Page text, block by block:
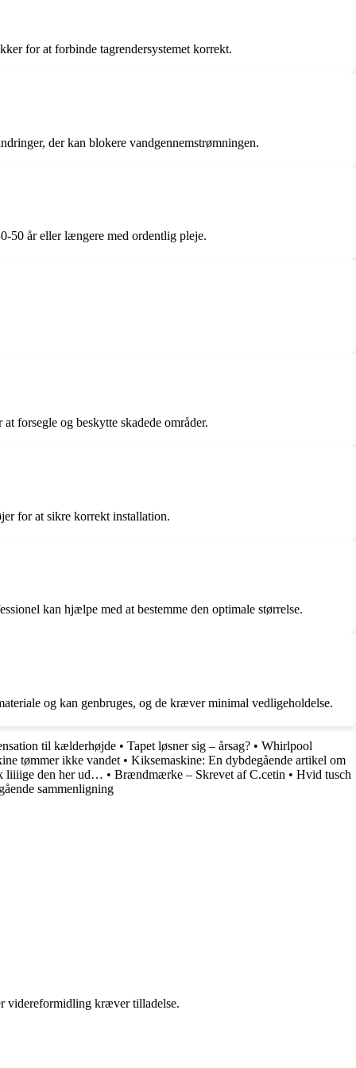
for at forbinde tagrendersystemet korrekt.
der kan blokere vandgennemstrømningen.
50 år eller længere med ordentlig pleje.
forsegle og beskytte skadede områder.
for at sikre korrekt installation.
kan hjælpe med at bestemme den optimale størrelse.
og kan genbruges, og de kræver minimal vedligeholdelse.
til kælderhøjde • Tapet løsner sig – årsag? • Whirlpool
tømmer ikke vandet • Kiksemaskine: En dybdegående artikel om
liiiige den her ud… • Brændmærke – Skrevet af C.cetin • Hvid tusch
sammenligning
videreformidling kræver tilladelse.